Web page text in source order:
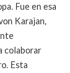
Fue en esa
Karajan,
colaborar
Esta